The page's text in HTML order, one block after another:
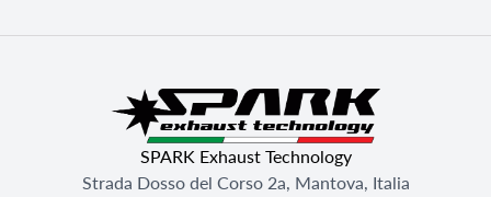
SPARK Exhaust Technology
Strada Dosso del Corso 2a, Mantova, Italia